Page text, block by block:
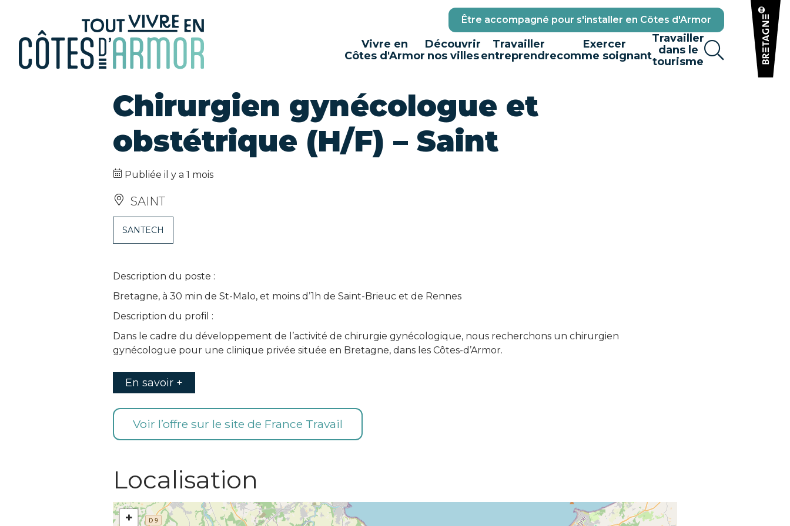
Être accompagné pour s'installer en Côtes d'Armor
Vivre en
Côtes d'Armor
Découvrir
nos villes
Travailler
entreprendre
Exercer
comme soignant
Travailler
dans le
tourisme
Chirurgien gynécologue et
obstétrique (H/F) – Saint
Publiée il y a 1 mois
SAINT
SANTECH
Description du poste :
Bretagne, à 30 min de St-Malo, et moins d’1h de Saint-Brieuc et de Rennes
Description du profil :
Dans le cadre du développement de l’activité de chirurgie gynécologique, nous recherchons un chirurgien
gynécologue pour une clinique privée située en Bretagne, dans les Côtes-d’Armor.
En savoir +
Voir l’offre sur le site de France Travail
Localisation
+